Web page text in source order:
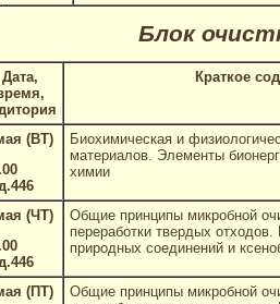
Блок
Дата,
Краткое
(ВТ)
Биохимическая и
материалов. Элементы
химии
(ЧТ)
Общие принципы микробной
переработки твердых
природных соединений и
(ПТ)
Общие принципы микробной